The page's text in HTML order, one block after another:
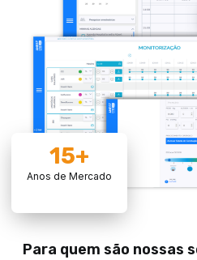
15+
Anos de Mercado
Para quem são nossas